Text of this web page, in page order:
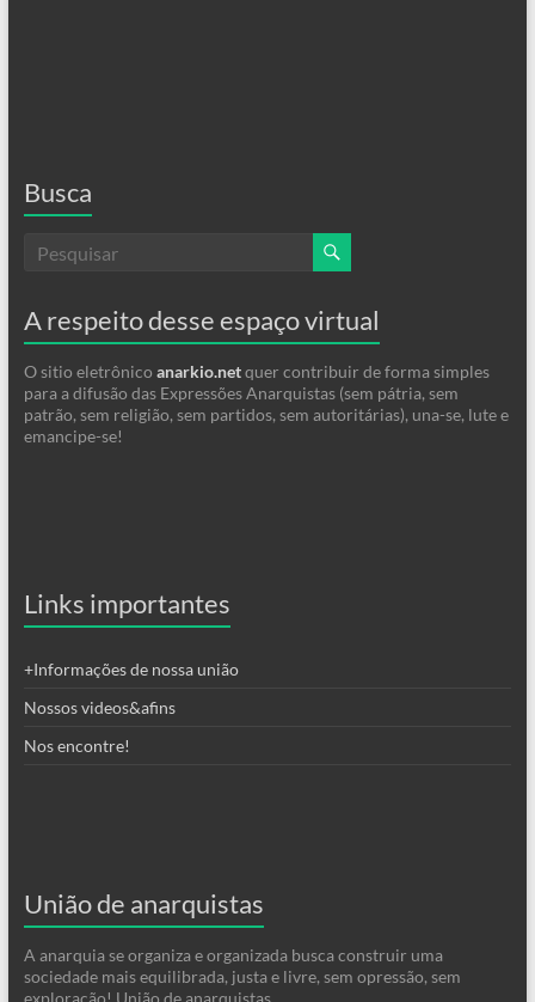
Busca
A respeito desse espaço virtual
O sitio eletrônico anarkio.netquer contribuir de forma simples
para a difusão das Expressões Anarquistas (sem pátria, sem
patrão, sem religião, sem partidos, sem autoritárias), una-se, lute e
emancipe-se!
Links importantes
+Informações de nossa união
Nossos videos&afins
Nos encontre!
União de anarquistas
A anarquia se organiza e organizada busca construir uma
sociedade mais equilibrada, justa e livre, sem opressão, sem
exploração! União de anarquistas